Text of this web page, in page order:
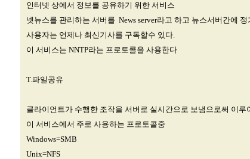
인터넷 상에서 정보를 공유하기 위한 서비스
넷뉴스를 관리하는 서버를 News server라고 하고 뉴스서버간에
사용자는 언제나 최신기사를 구독할수 있다.
이 서비스는 NNTP라는 프로토콜을 사용한다
T.파일공유
클라이언트가 수행한 조작을 서버로 실시간으로 보냄으로써 이루
이 서비스에서 주로 사용하는 프로토콜중
Windows=SMB
Unix=NFS